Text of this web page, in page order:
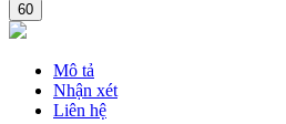
60
Mô tả
Nhận xét
Liên hệ